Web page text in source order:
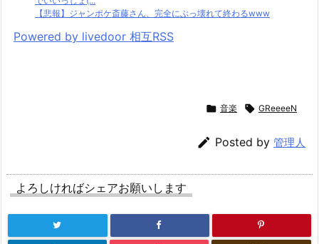
【悲報】ジャンポケ斎藤さん、完全にぶっ壊れて終わるwww
Powered by livedoor 相互RSS
 音楽  GReeeeN
 Posted by 管理人
よろしければシェアお願いします